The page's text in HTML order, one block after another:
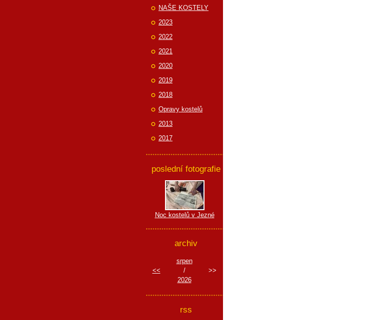
NAŠE KOSTELY
2023
2022
2021
2020
2019
2018
Opravy kostelů
2013
2017
poslední fotografie
Noc kostelů v Jezné
archiv
<<
srpen
/
2026
>>
rss